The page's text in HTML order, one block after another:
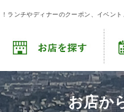
ランチやディナーのクーポン、イベント
お店か